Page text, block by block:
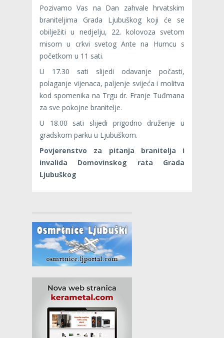
Pozivamo Vas na Dan zahvale hrvatskim
braniteljima Grada Ljubuškog koji će se
obilježiti u nedjelju, 22. kolovoza svetom
misom u crkvi svetog Ante na Humcu s
početkom u 11 sati.
U 17.30 sati slijedi odavanje počasti,
polaganje vijenaca, paljenje svijeća i molitva
kod spomenika na Trgu dr. Franje Tuđmana
za sve pokojne branitelje.
U 18.00 sati slijedi prigodno druženje u
gradskom parku u Ljubuškom.
Povjerenstvo za pitanja branitelja i
invalida Domovinskog rata Grada
Ljubuškog